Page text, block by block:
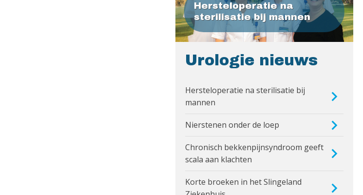
Hersteloperatie na
sterilisatie bij mannen
Urologie nieuws
Hersteloperatie na sterilisatie bij
mannen
Nierstenen onder de loep
Chronisch bekkenpijnsyndroom geeft
scala aan klachten
Korte broeken in het Slingeland